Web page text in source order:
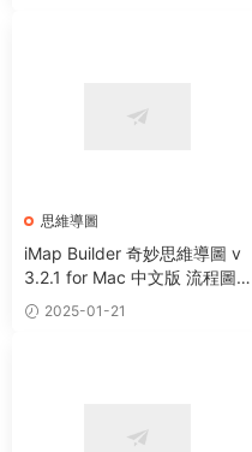
思維導圖
iMap Builder 奇妙思維導圖 v
3.2.1 for Mac 中文版 流程圖
制作頭腦風暴可視化軟件
2025-01-21